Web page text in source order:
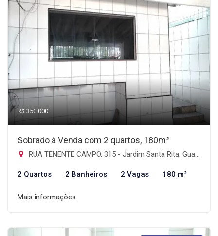
R$ 350.000
Sobrado à Venda com 2 quartos, 180m²
RUA TENENTE CAMPO, 315 - Jardim Santa Rita, Guarulhos-SP
2 Quartos 2 Banheiros 2 Vagas 180 m²
Mais informações